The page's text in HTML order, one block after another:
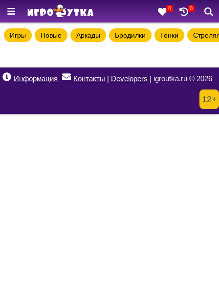
0 0
Игры Новые Аркады Бродилки Гонки
Информация Контакты | Developers | igroutka.ru © 2026
12+